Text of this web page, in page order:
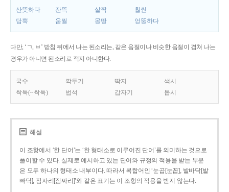
산뜻하다 잔뜩 살짝
훨씬
담뿍
움찔 몽땅 엉뚱하다
다만, ‘ㄱ, ㅂ’ 받침 뒤에서 나는 된소리는, 같은 음절이나 비슷한 음절이 겹쳐 나는
경우가 아니면 된소리로 적지 아니한다.
국수 깍두기 딱지
색시
싹둑(~싹둑)
법석 갑자기 몹시
해설
이 조항에서 ‘한 단어’는 ‘한 형태소로 이루어진 단어’를 의미하는 것으로
풀이할 수 있다. 실제로 예시하고 있는 단어와 규정의 적용을 받는 부분
은 모두 하나의 형태소 내부이다. 따라서 복합어인 ‘눈곱[눈꼽], 발바닥[발
빠닥], 잠자리[잠짜리]’와 같은 표기는 이 조항의 적용을 받지 않는다.